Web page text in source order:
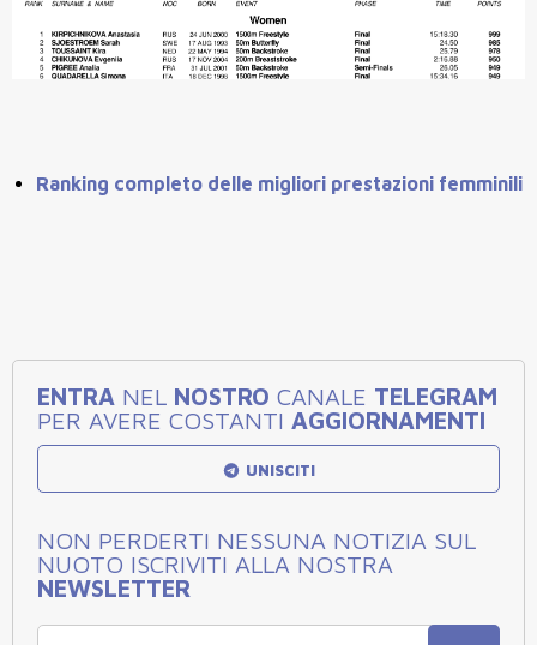
Ranking completo delle migliori prestazioni femminili
ENTRA NEL NOSTRO CANALE TELEGRAM
PER AVERE COSTANTI AGGIORNAMENTI
UNISCITI
NON PERDERTI NESSUNA NOTIZIA SUL
NUOTO ISCRIVITI ALLA NOSTRA
NEWSLETTER